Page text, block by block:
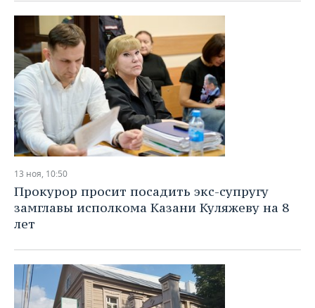
13 ноя, 10:50
Прокурор просит посадить экс-супругу
замглавы исполкома Казани Куляжеву на 8
лет